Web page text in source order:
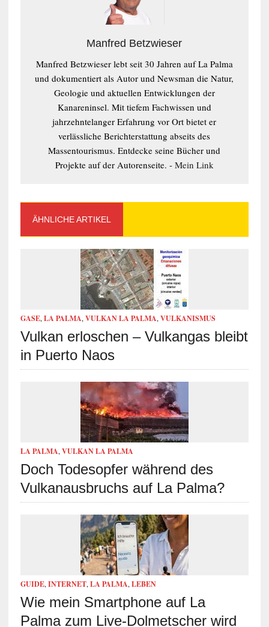
Manfred Betzwieser
Manfred Betzwieser lebt seit 30 Jahren auf La Palma
und dokumentiert als Autor und Newsman die Natur,
Geologie und aktuellen Entwicklungen der
Kanareninsel. Mit tiefem Fachwissen und
jahrzehntelanger Erfahrung vor Ort bietet er
verlässliche Berichterstattung abseits des
Massentourismus. Entdecke seine Bücher und
Projekte auf der Autorenseite. - Mein Link
ÄHNLICHE ARTIKEL
GASE,LA PALMA,VULKAN LA PALMA,VULKANISMUS
Vulkan erloschen – Vulkangas bleibt
in Puerto Naos
LA PALMA,VULKAN LA PALMA
Doch Todesopfer während des
Vulkanausbruchs auf La Palma?
GUIDE,INTERNET,LA PALMA,LEBEN
Wie mein Smartphone auf La
Palma zum Live-Dolmetscher wird